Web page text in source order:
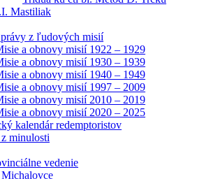
Mastiliak
z ľudových misií
a obnovy misií 1922 – 1929
a obnovy misií 1930 – 1939
a obnovy misií 1940 – 1949
a obnovy misií 1997 – 2009
a obnovy misií 2010 – 2019
a obnovy misií 2020 – 2025
kalendár redemptoristov
minulosti
vedenie